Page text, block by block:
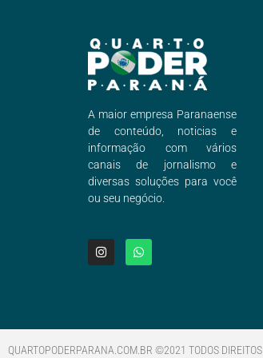
A maior empresa Paranaense
de conteúdo, noticias e
informação com vários
canais de jornalismo e
diversas soluções para você
ou seu negócio.
QUARTOPODERPARANA.COM.BR ©2021 TODOS DIREITOS